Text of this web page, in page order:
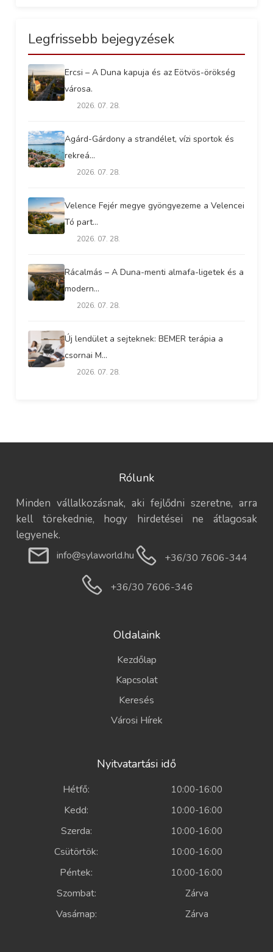
Legfrissebb bejegyzések
Ercsi – A Duna kapuja és az Eötvös-örökség
városa.
2026. 07. 28.
Agárd-Gárdony a strandélet, vízi sportok és
rekreá...
2026. 07. 28.
Velence Fejér megye gyöngyezeme a Velencei
Tó part...
2026. 07. 28.
Rácalmás – A Duna-menti almafa-ligetek és a
modern...
2026. 07. 28.
Új lendület a sejteknek: BEMER terápia a
csornai M...
2026. 07. 28.
Rólunk
Minden vállalkozásnak, aki fejlődni szeretne, arra
kell törekednie, hogy hirdetései ne átlagosak
legyenek.
info@sylaworld.hu +36/30 7606-344
+36/30 7606-346
Oldalaink
Kezdőlap
Kapcsolat
Keresés
Városi Hírek
Nyitvatartási idő
Hétfő: 10:00-16:00
Kedd: 10:00-16:00
Szerda: 10:00-16:00
Csütörtök: 10:00-16:00
Péntek: 10:00-16:00
Szombat: Zárva
Vasárnap: Zárva